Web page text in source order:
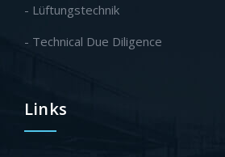
- Lüftungstechnik
- Technical Due Diligence
Links